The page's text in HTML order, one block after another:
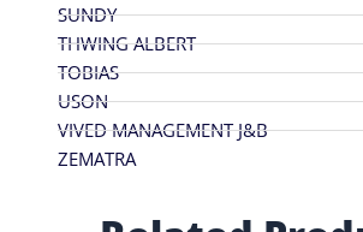
SUNDY
THWING ALBERT
TOBIAS
USON
VIVED MANAGEMENT J&B
ZEMATRA